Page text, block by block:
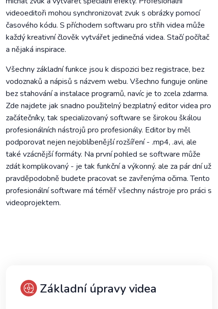
videoeditoři mohou synchronizovat zvuk s obrázky pomocí
časového kódu. S příchodem softwaru pro střih videa může
každý kreativní člověk vytvářet jedinečná videa. Stačí počítač
a nějaká inspirace.
Všechny základní funkce jsou k dispozici bez registrace, bez
vodoznaků a nápisů s názvem webu. Všechno funguje online
bez stahování a instalace programů, navíc je to zcela zdarma.
Zde najdete jak snadno použitelný bezplatný editor videa pro
začátečníky, tak specializovaný software se širokou škálou
profesionálních nástrojů pro profesionály. Editor by měl
podporovat nejen nejoblíbenější rozšíření - .mp4, .avi, ale
také vzácnější formáty. Na první pohled se software může
zdát komplikovaný - je tak funkční a výkonný. ale za pár dní už
pravděpodobně budete pracovat se zavřenýma očima. Tento
profesionální software má téměř všechny nástroje pro práci s
videoprojektem.
Základní úpravy videa